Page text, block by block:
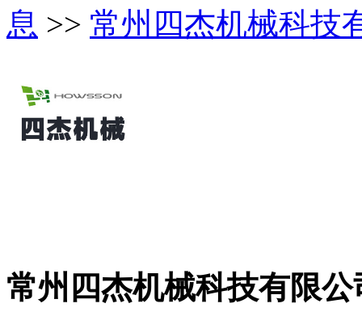
息 >> 常州四杰机械科技
常州四杰机械科技有限公